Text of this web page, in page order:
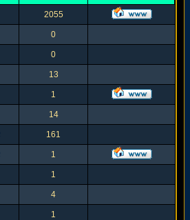
2055
0
0
13
1
14
161
1
1
4
1